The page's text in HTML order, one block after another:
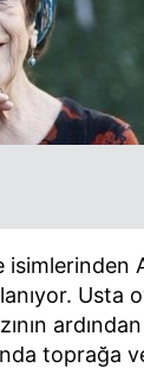
isimlerinden
Usta
toprağa